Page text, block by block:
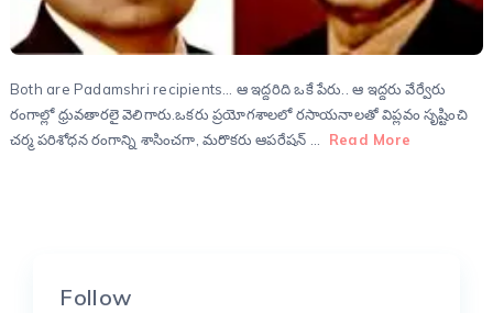
Both are Padamshri recipients… ఆ ఇద్దరిది ఒకే పేరు.. ఆ ఇద్దరు వేర్వేరు
రంగాల్లో ధ్రువతారలై వెలిగారు.ఒకరు ప్రయోగశాలలో రసాయనాలతో విప్లవం సృష్టించి
చర్మ పరిశోధన రంగాన్ని శాసించగా, మరొకరు ఆపరేషన్ …
Read More
Follow